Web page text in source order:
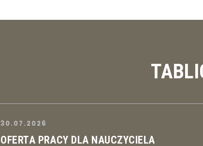
30.07.2026
OFERTA PRACY DLA NAUCZYCIELA